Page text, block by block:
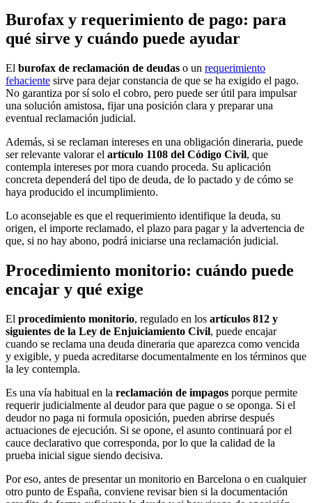
Burofax y requerimiento de pago: para
qué sirve y cuándo puede ayudar
El burofax de reclamación de deudas o un requerimiento
fehaciente sirve para dejar constancia de que se ha exigido el pago.
No garantiza por sí solo el cobro, pero puede ser útil para impulsar
una solución amistosa, fijar una posición clara y preparar una
eventual reclamación judicial.
Además, si se reclaman intereses en una obligación dineraria, puede
ser relevante valorar el artículo 1108 del Código Civil, que
contempla intereses por mora cuando proceda. Su aplicación
concreta dependerá del tipo de deuda, de lo pactado y de cómo se
haya producido el incumplimiento.
Lo aconsejable es que el requerimiento identifique la deuda, su
origen, el importe reclamado, el plazo para pagar y la advertencia de
que, si no hay abono, podrá iniciarse una reclamación judicial.
Procedimiento monitorio: cuándo puede
encajar y qué exige
El procedimiento monitorio, regulado en los artículos 812 y
siguientes de la Ley de Enjuiciamiento Civil, puede encajar
cuando se reclama una deuda dineraria que aparezca como vencida
y exigible, y pueda acreditarse documentalmente en los términos que
la ley contempla.
Es una vía habitual en la reclamación de impagos porque permite
requerir judicialmente al deudor para que pague o se oponga. Si el
deudor no paga ni formula oposición, pueden abrirse después
actuaciones de ejecución. Si se opone, el asunto continuará por el
cauce declarativo que corresponda, por lo que la calidad de la
prueba inicial sigue siendo decisiva.
Por eso, antes de presentar un monitorio en Barcelona o en cualquier
otro punto de España, conviene revisar bien si la documentación